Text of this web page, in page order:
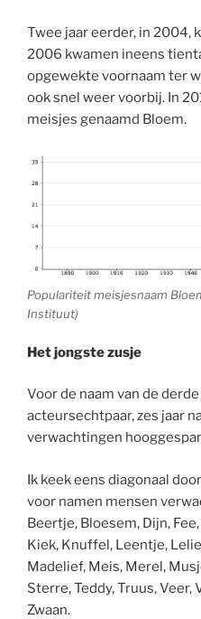
Twee jaar eerder, in 2004,
2006 kwamen ineens
opgewekte voornaam ter
ook snel weer voorbij. In
meisjes genaamd Bloem.
Populariteit meisjesnaam
Instituut)
Het jongste zusje
Voor de naam van de
acteursechtpaar, zes jaar
verwachtingen
Ik keek eens diagonaal
voor namen mensen
Beertje, Bloesem, Dijn,
Kiek, Knuffel, Leentje,
Madelief, Meis, Merel,
Sterre, Teddy, Truus, Veer,
Zwaan.